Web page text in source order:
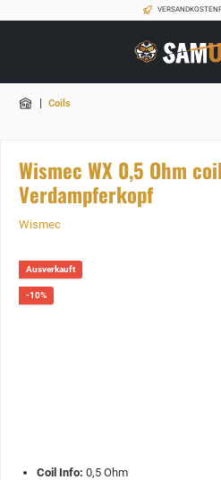
| Coils
Wismec WX 0,5 Ohm
Verdampferkopf
Wismec
Ausverkauft
-10%
Coil Info: 0,5 Ohm